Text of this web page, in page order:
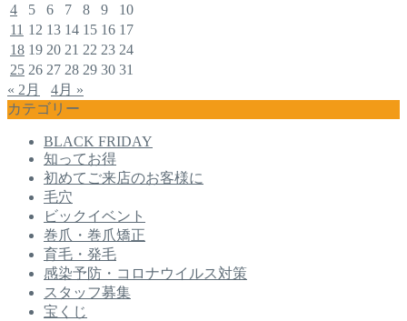
4
5 6 7 8 9
10
11 12 13 14 15 16 17
18 19 20 21 22 23 24
25 26 27 28 29 30 31
« 2月
4月 »
カテゴリー
BLACK FRIDAY
知ってお得
初めてご来店のお客様に
毛穴
ビックイベント
巻爪・巻爪矯正
育毛・発毛
感染予防・コロナウイルス対策
スタッフ募集
宝くじ